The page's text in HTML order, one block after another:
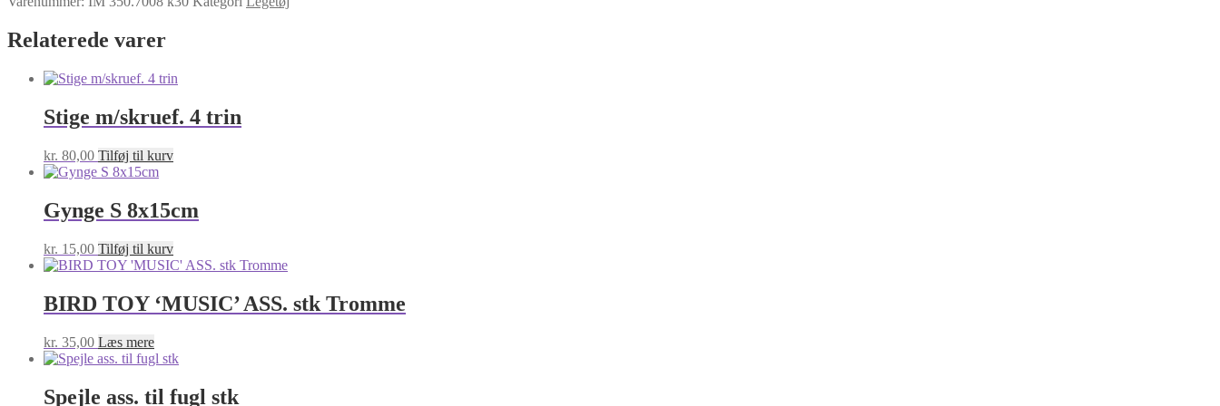
33x10CM
antal
Relaterede varer
Stige m/skruef. 4 trin
kr. 80,00 Tilføj til kurv
Gynge S 8x15cm
kr. 15,00 Tilføj til kurv
BIRD TOY ‘MUSIC’ ASS. stk Tromme
kr. 35,00 Læs mere
Spejle ass. til fugl stk